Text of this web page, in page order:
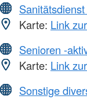
Karte: Link
Senioren -
Karte: Link
Sonstige